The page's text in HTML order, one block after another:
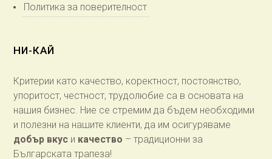
Политика за поверителност
НИ-КАЙ
Критерии като качество, коректност, постоянство,
упоритост, честност, трудолюбие са в основата на
нашия бизнес. Ние се стремим да бъдем необходими
и полезни на нашите клиенти, да им осигуряваме
добър вкус и качество – традиционни за
Българската трапеза!